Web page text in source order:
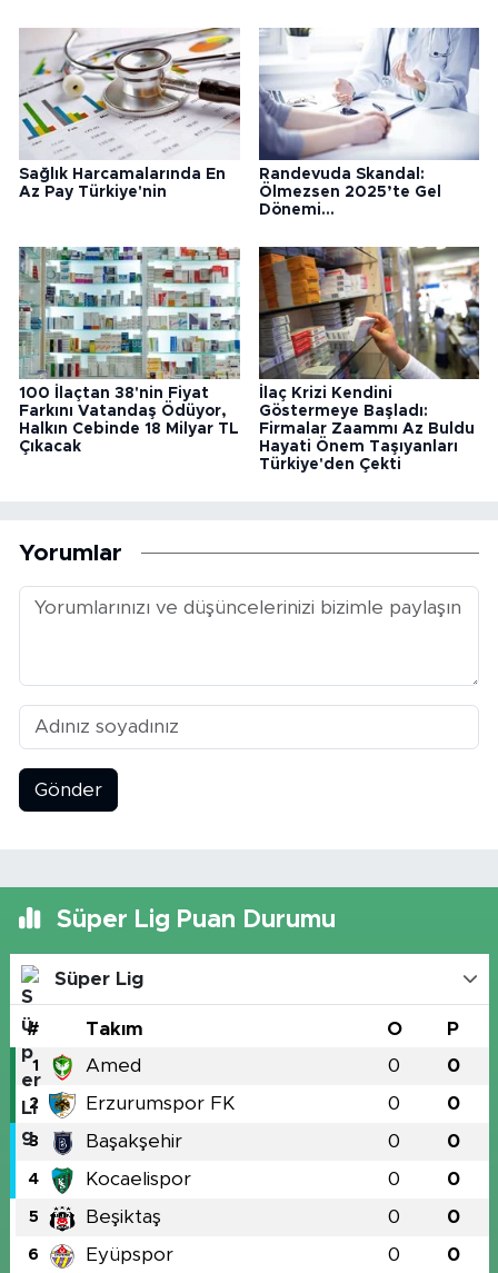
Sağlık Harcamalarında En
Az Pay Türkiye'nin
Randevuda Skandal:
Ölmezsen 2025’te Gel
Dönemi...
100 İlaçtan 38'nin Fiyat
Farkını Vatandaş Ödüyor,
Halkın Cebinde 18 Milyar TL
Çıkacak
İlaç Krizi Kendini
Göstermeye Başladı:
Firmalar Zaammı Az Buldu
Hayati Önem Taşıyanları
Türkiye'den Çekti
Yorumlar
Gönder
Süper Lig Puan Durumu
Süper Lig
# Takım O P
1 Amed 0 0
2 Erzurumspor FK 0 0
3 Başakşehir 0 0
4 Kocaelispor 0 0
5 Beşiktaş 0 0
6 Eyüpspor 0 0